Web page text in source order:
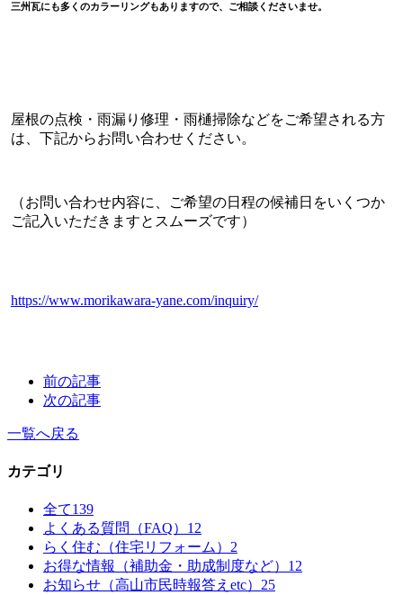
三州瓦にも多くのカラーリングもありますので、ご相談くださいませ。
屋根の点検・雨漏り修理・雨樋掃除などをご希望される方
は、下記からお問い合わせください。
（お問い合わせ内容に、ご希望の日程の候補日をいくつか
ご記入いただきますとスムーズです）
https://www.morikawara-yane.com/inquiry/
前の記事
次の記事
一覧へ戻る
カテゴリ
全て139
よくある質問（FAQ） 12
らく住む（住宅リフォーム） 2
お得な情報（補助金・助成制度など） 12
お知らせ（高山市民時報答えetc） 25